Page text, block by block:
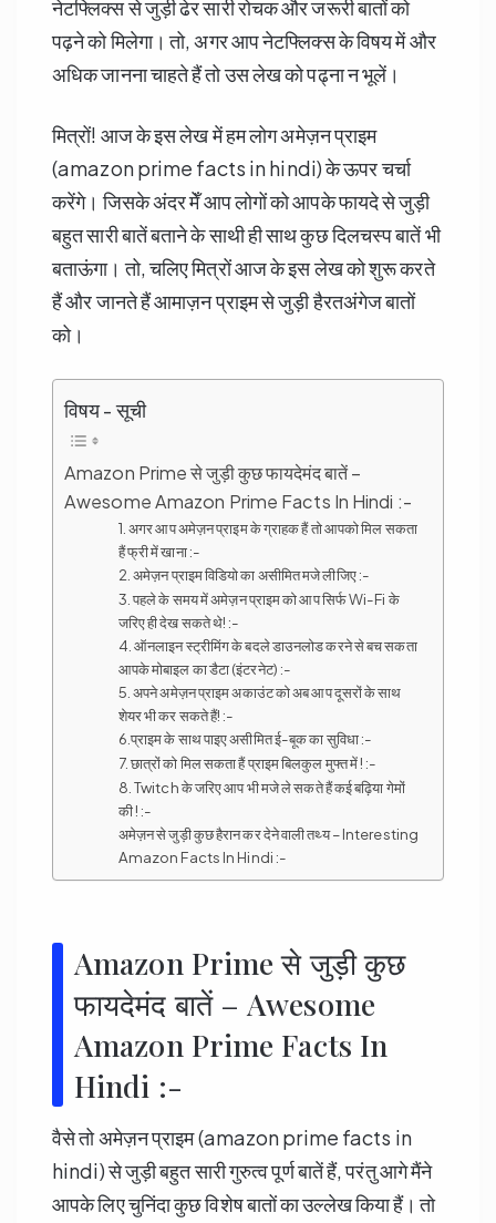
नेटफ्लिक्स से जुड़ी ढेर सारी रोचक और जरूरी बातों को
पढ़ने को मिलेगा। तो, अगर आप नेटफ्लिक्स के विषय में और
अधिक जानना चाहते हैं तो उस लेख को पढ्ना न भूलें।
मित्रों! आज के इस लेख में हम लोग अमेज़न प्राइम
(amazon prime facts in hindi) के ऊपर चर्चा
करेंगे। जिसके अंदर मेँ आप लोगों को आपके फायदे से जुड़ी
बहुत सारी बातें बताने के साथी ही साथ कुछ दिलचस्प बातें भी
बताऊंगा। तो, चलिए मित्रों आज के इस लेख को शुरू करते
हैं और जानते हैं आमाज़न प्राइम से जुड़ी हैरतअंगेज बातों
को।
विषय - सूची
Amazon Prime से जुड़ी कुछ फायदेमंद बातें –
Awesome Amazon Prime Facts In Hindi :-
1. अगर आप अमेज़न प्राइम के ग्राहक हैं तो आपको मिल सकता
हैं फ्री में खाना :-
2. अमेज़न प्राइम विडियो का असीमित मजे लीजिए :-
3. पहले के समय में अमेज़न प्राइम को आप सिर्फ Wi-Fi के
जरिए ही देख सकते थे! :-
4. ऑनलाइन स्ट्रीमिंग के बदले डाउनलोड करने से बच सकता
आपके मोबाइल का डैटा (इंटरनेट) :-
5. अपने अमेज़न प्राइम अकाउंट को अब आप दूसरों के साथ
शेयर भी कर सकते हैं! :-
6.प्राइम के साथ पाइए असीमित ई-बूक का सुविधा :-
7. छात्रों को मिल सकता हैं प्राइम बिलकुल मुफ्त में ! :-
8. Twitch के जरिए आप भी मजे ले सकते हैं कई बढ़िया गेमों
की ! :-
अमेज़न से जुड़ी कुछ हैरान कर देने वाली तथ्य – Interesting
Amazon Facts In Hindi :-
Amazon Prime से जुड़ी कुछ
फायदेमंद बातें – Awesome
Amazon Prime Facts In
Hindi :-
वैसे तो अमेज़न प्राइम (amazon prime facts in
hindi) से जुड़ी बहुत सारी गुरुत्व पूर्ण बातें हैं, परंतु आगे मैंने
आपके लिए चुनिंदा कुछ विशेष बातों का उल्लेख किया हैं। तो